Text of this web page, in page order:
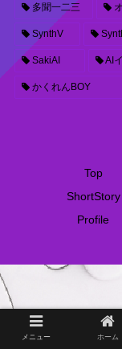
多聞一二三
SynthV
SakiAI AI
かくれんBOY
Top
ShortStory
Profile
メニュー ホーム